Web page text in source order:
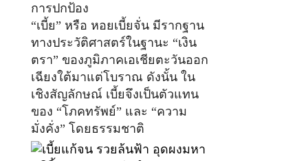
การปกป้อง
“เบี้ย” หรือ หอยเบี้ยจั่น มีรากฐาน
ทางประวัติศาสตร์ในฐานะ “เงิน
ตรา” ของภูมิภาคเอเชียตะวันออก
เฉียงใต้มาแต่โบราณ ดังนั้น ใน
เชิงสัญลักษณ์ เบี้ยจึงเป็นตัวแทน
ของ “โภคทรัพย์” และ “ความ
มั่งคั่ง” โดยธรรมชาติ